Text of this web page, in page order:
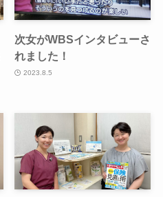
次女がWBSインタビューさ
れました！
2023.8.5